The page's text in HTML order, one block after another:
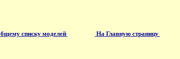
списку моделей На Главную страницу